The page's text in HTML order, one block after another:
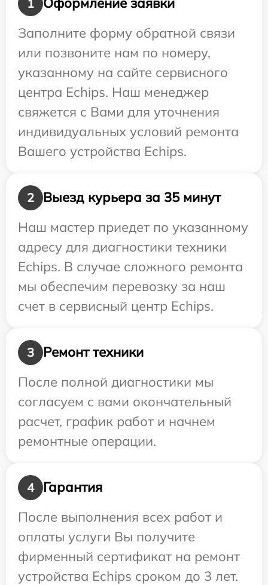
1
Заполните форму обратной связи
или позвоните нам по номеру,
указанному на сайте сервисного
центра Echips. Наш менеджер
свяжется с Вами для уточнения
индивидуальных условий ремонта
Вашего устройства Echips.
2
Выезд курьера за 35 минут
Наш мастер приедет по указанному
адресу для диагностики техники
Echips. В случае сложного ремонта
мы обеспечим перевозку за наш
счет в сервисный центр Echips.
3
Ремонт техники
После полной диагностики мы
согласуем с вами окончательный
расчет, график работ и начнем
ремонтные операции.
4
Гарантия
После выполнения всех работ и
оплаты услуги Вы получите
фирменный сертификат на ремонт
устройства Echips сроком до 3 лет.